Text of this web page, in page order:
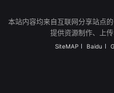
本站内容均来自互联网分享站点
提供资源制作、上
SiteMAP Baidu